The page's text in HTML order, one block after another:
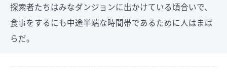
探索者たちはみなダンジョンに出かけている頃合いで、
食事をするにも中途半端な時間帯であるために人はまば
らだ。